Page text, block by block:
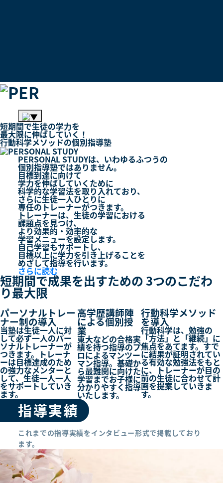
短期間で生徒の学力を
最大限に伸ばしていく！
行動科学メソッドの個別指導塾
PERSONAL STUDYは、いわゆるふつうの
個別指導塾ではありません。
目標到達に向けて
学力を伸ばしていくために
科学的な学習法を取り入れており、
さらに生徒一人ひとりに
専任のトレーナーがつきます。
トレーナーは、生徒の学習における
課題点を見つけ、
より効果的・効率的な
学習メニューを設定します。
自己学習もサポートし、
目標以上に学力を引き上げることを
めざして指導を行います。
さらに読む
短期間で成果を出すための3つのこだわ
り最大限
パーソナルトレー
ナー制の導入
当塾は生徒一人に対
して必ず一人のパー
ソナルトレーナーが
つきます。トレーナ
ーは目標達成のため
の強力なメンターと
して、生徒一人一人
をサポートしていき
ます。
高学歴講師陣
による個別授
業
東大などの合格実
績を持つ指導のプ
ロによるマンツー
マン指導。基礎か
ら最難関に向けた
学習までお子様に
分かりやすく指導
いたします。
行動科学メソッド
を導入
行動科学は、勉強の
「方法」と「継続」に
焦点をあてます。すで
に結果が証明されてい
る有効な勉強法をもと
に、トレーナーが目の
前の生徒に合わせて計
画を提案していきま
す。
指導実績
これまでの指導実績をインタビュー形式で掲載しており
ます。